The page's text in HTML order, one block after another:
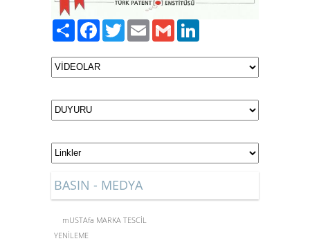
PaylaşFacebook
TwitterEmailGmail
BASIN - MEDYA
mUSTAfa MARKA TESCİL
YENİLEME